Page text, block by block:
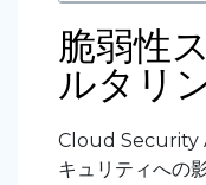
脆弱性
ルタリ
Cloud Security
キュリティへの